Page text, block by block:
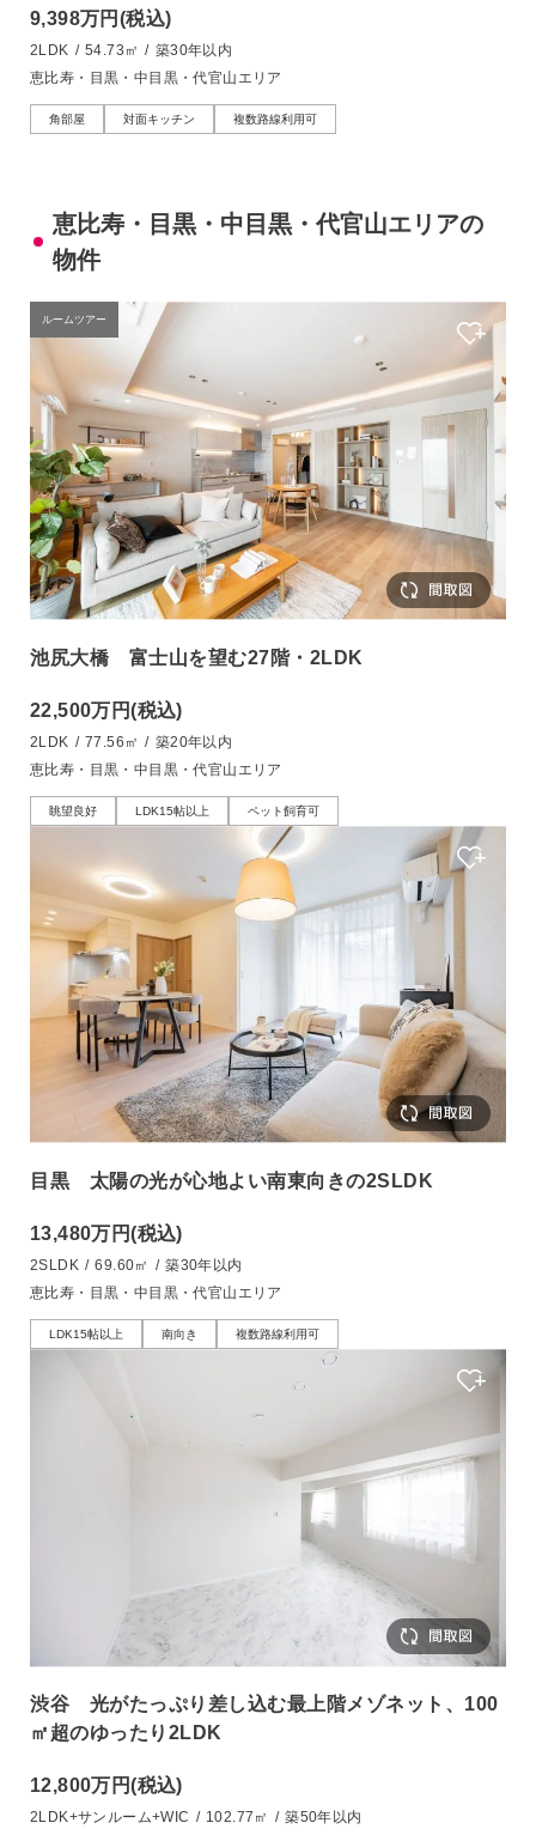
9,398万円 (税込)
2LDK / 54.73㎡ / 築30年以内
恵比寿・目黒・中目黒・代官山エリア
角部屋 対面キッチン 複数路線利用可
恵比寿・目黒・中目黒・代官山エリアの
物件
ルームツアー
池尻大橋 富士山を望む27階・2LDK
22,500万円(税込)
2LDK / 77.56㎡ / 築20年以内
恵比寿・目黒・中目黒・代官山エリア
眺望良好 LDK15帖以上 ペット飼育可
目黒 太陽の光が心地よい南東向きの2SLDK
13,480万円(税込)
2SLDK / 69.60㎡ / 築30年以内
恵比寿・目黒・中目黒・代官山エリア
LDK15帖以上 南向き 複数路線利用可
渋谷 光がたっぷり差し込む最上階メゾネット、100
㎡超のゆったり2LDK
12,800万円(税込)
2LDK+サンルーム+WIC / 102.77㎡ / 築50年以内